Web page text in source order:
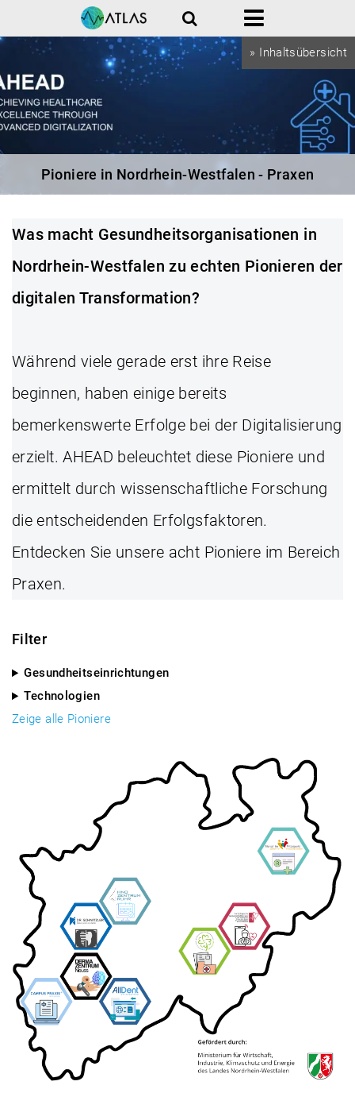
» Inhaltsübersicht
Suche Menü
Pioniere in Nordrhein-Westfalen - Praxen
Was macht Gesundheitsorganisationen in
Nordrhein-Westfalen zu echten Pionieren der
digitalen Transformation?
Während viele gerade erst ihre Reise
beginnen, haben einige bereits
bemerkenswerte Erfolge bei der Digitalisierung
erzielt. AHEAD beleuchtet diese Pioniere und
ermittelt durch wissenschaftliche Forschung
die entscheidenden Erfolgsfaktoren.
Entdecken Sie unsere acht Pioniere im Bereich
Praxen.
Filter
Gesundheitseinrichtungen
Technologien
Zeige alle Pioniere